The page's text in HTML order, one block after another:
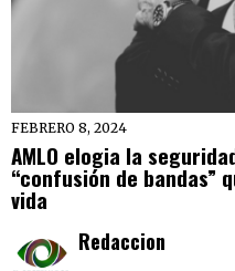
FEBRERO 8, 2024
AMLO elogia la
“confusión de bandas”
vida
Redaccion